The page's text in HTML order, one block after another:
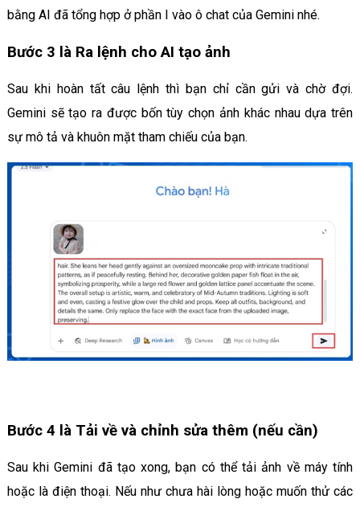
bằng AI đã tổng hợp ở phần I vào ô chat của Gemini nhé.
Bước 3 là Ra lệnh cho AI tạo ảnh
Sau khi hoàn tất câu lệnh thì bạn chỉ cần gửi và chờ đợi.
Gemini sẽ tạo ra được bốn tùy chọn ảnh khác nhau dựa trên
sự mô tả và khuôn mặt tham chiếu của bạn.
Bước 4 là Tải về và chỉnh sửa thêm (nếu cần)
Sau khi Gemini đã tạo xong, bạn có thể tải ảnh về máy tính
hoặc là điện thoại. Nếu như chưa hài lòng hoặc muốn thử các